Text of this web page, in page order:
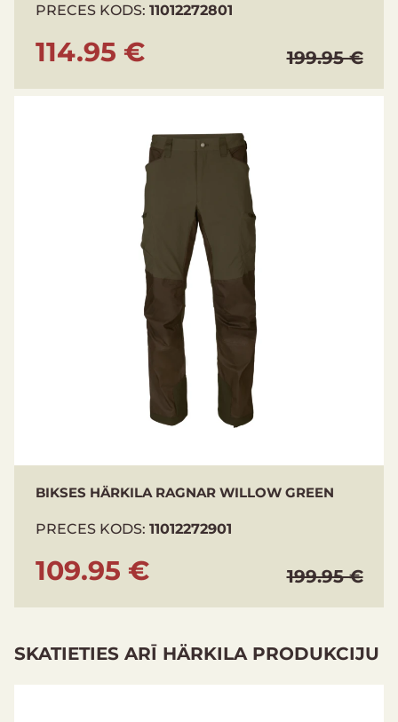
PRECES KODS: 11012272801
114.95 € 199.95 €
BIKSES HÄRKILA RAGNAR WILLOW GREEN
PRECES KODS: 11012272901
109.95 € 199.95 €
SKATIETIES ARĪ HÄRKILA PRODUKCIJU